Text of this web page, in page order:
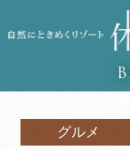
グルメ